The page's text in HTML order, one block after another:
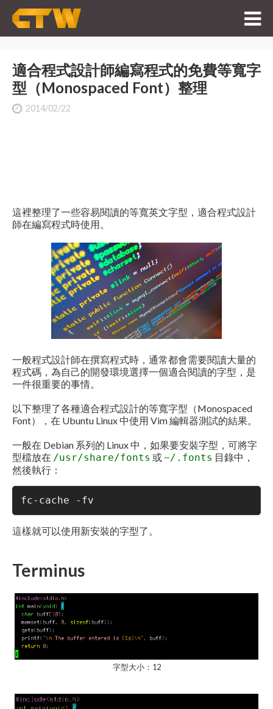
適合程式設計師編寫程式的免費等寬字
型（Monospaced Font）整理
2014/02/22
這裡整理了一些容易閱讀的等寬英文字型，適合程式設計
師在編寫程式時使用。
一般程式設計師在撰寫程式時，通常都會需要閱讀大量的
程式碼，為自己的開發環境選擇一個適合閱讀的字型，是
一件很重要的事情。
以下整理了各種適合程式設計的等寬字型（Monospaced
Font），在 Ubuntu Linux 中使用 Vim 編輯器測試的結果。
一般在 Debian 系列的 Linux 中，如果要安裝字型，可將字
型檔放在 /usr/share/fonts 或~/.fonts 目錄中，
然後執行：
fc-cache -fv
這樣就可以使用新安裝的字型了。
Terminus
字型大小：12